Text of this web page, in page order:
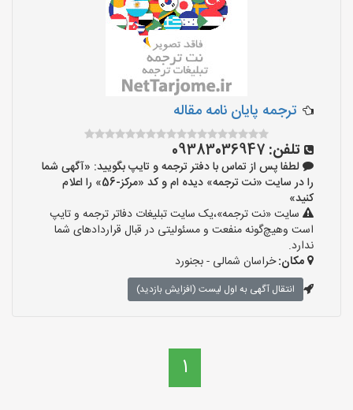
ترجمه پایان نامه مقاله
تلفن: 09383036947
لطفا پس از تماس با دفتر ترجمه و تایپ بگویید: «آگهی شما
را در سایت «نت ترجمه» دیده ام و کد «مرکز-56» را اعلام
کنید»
سایت «نت ترجمه»،یک سایت تبلیغات دفاتر ترجمه و تایپ
است وهیچ‌گونه منفعت و مسئولیتی در قبال قراردادهای شما
ندارد.
مکان:خراسان شمالی - بجنورد
انتقال آگهی به اول لیست (افزایش بازدید)
1